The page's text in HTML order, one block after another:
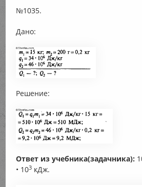
№1035.
Дано:
Решение:
Ответ из учебника(задачника):
• 103кДж.